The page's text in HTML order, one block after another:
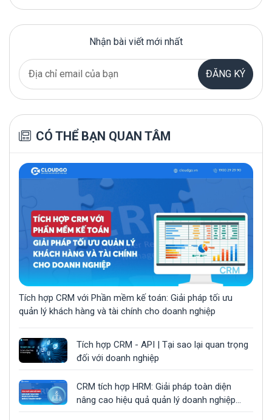
Nhận bài viết mới nhất
ĐĂNG KÝ
CÓ THỂ BẠN QUAN TÂM
Tích hợp CRM với Phần mềm kế toán: Giải pháp tối ưu
quản lý khách hàng và tài chính cho doanh nghiệp
Tích hợp CRM - API | Tại sao lại quan trọng
đối với doanh nghiệp
CRM tích hợp HRM: Giải pháp toàn diện
nâng cao hiệu quả quản lý doanh nghiệp